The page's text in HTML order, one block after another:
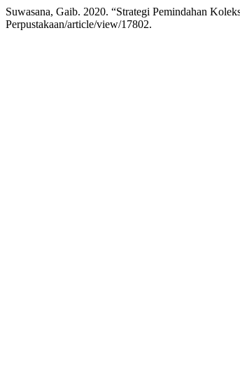
Suwasana, Gaib. 2020. “Strategi Pemindahan
Perpustakaan/article/view/17802.